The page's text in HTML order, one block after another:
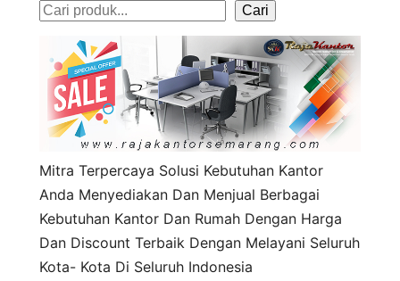
S
Cari
Mitra Terpercaya Solusi Kebutuhan Kantor
Anda Menyediakan Dan Menjual Berbagai
Kebutuhan Kantor Dan Rumah Dengan Harga
Dan Discount Terbaik Dengan Melayani Seluruh
Kota- Kota Di Seluruh Indonesia